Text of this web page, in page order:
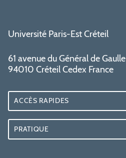
Université Paris-Est Créteil
61 avenue du Général de Gaulle
94010 Créteil Cedex France
ACCÈS RAPIDES
PRATIQUE